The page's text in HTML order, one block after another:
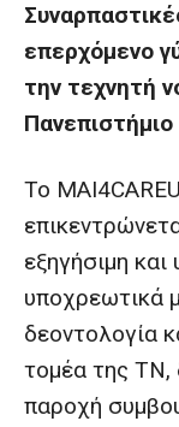
επερχόμενο
την τεχνητή
Το
εξηγήσιμη
υποχρεωτικά
δεοντολογία
τομέα της ΤΝ,
παροχή